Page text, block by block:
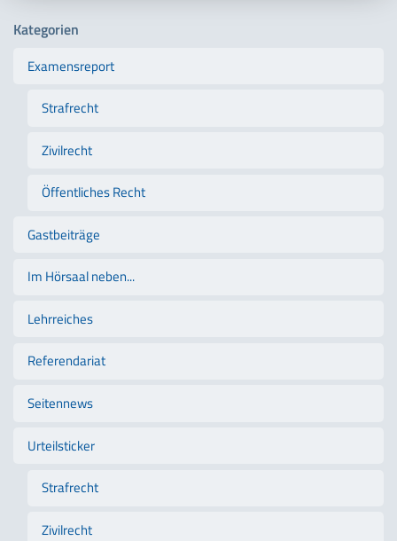
Kategorien
Examensreport
Strafrecht
Zivilrecht
Öffentliches Recht
Gastbeiträge
Im Hörsaal neben...
Lehrreiches
Referendariat
Seitennews
Urteilsticker
Strafrecht
Zivilrecht